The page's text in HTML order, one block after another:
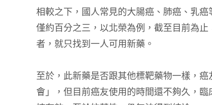
相較之下，國人常見的大腸癌、肺癌、乳
僅約百分之三，以北榮為例，截至目前為
者，就只找到一人可用新藥。
至於，此新藥是否跟其他標靶藥物一樣，
會」，但目前癌友使用的時間還不夠久，